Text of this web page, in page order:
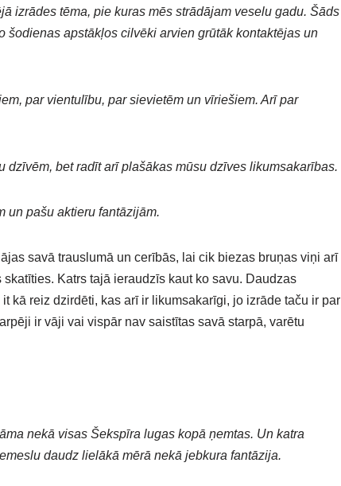
izrādes tēma, pie kuras mēs strādājam veselu gadu. Šāds
šodienas apstākļos cilvēki arvien grūtāk kontaktējas un
par vientulību, par sievietēm un vīriešiem. Arī par
dzīvēm, bet radīt arī plašākas mūsu dzīves likumsakarības.
un pašu aktieru fantāzijām.
savā trauslumā un cerībās, lai cik biezas bruņas viņi arī
Katrs tajā ieraudzīs kaut ko savu. Daudzas
kā reiz dzirdēti, kas arī ir likumsakarīgi, jo izrāde taču ir par
ir vāji vai vispār nav saistītas savā starpā, varētu
nekā visas Šekspīra lugas kopā ņemtas. Un katra
daudz lielākā mērā nekā jebkura fantāzija.